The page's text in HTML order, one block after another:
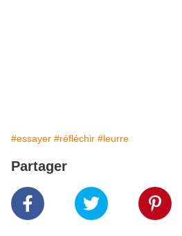
#essayer #réfléchir #leurre
Partager